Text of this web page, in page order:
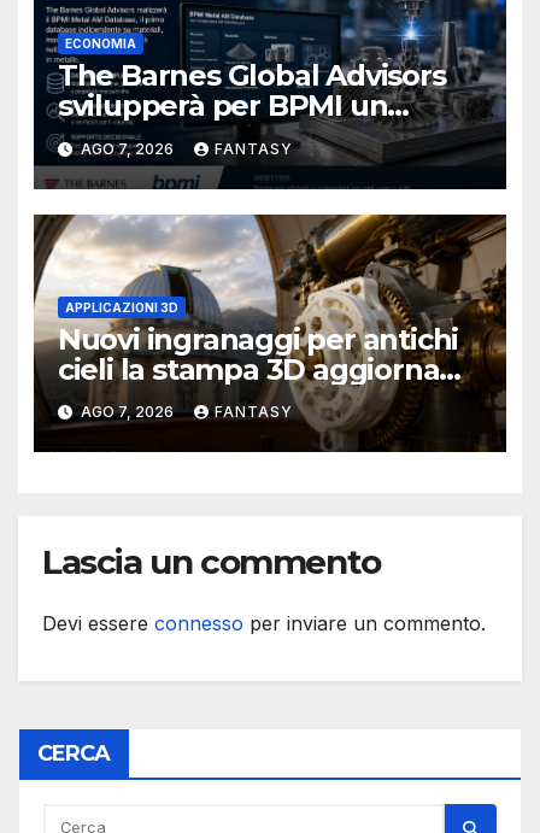
ECONOMIA
The Barnes Global Advisors
svilupperà per BPMI un
database per la stampa 3D
metallica destinata alla filiera
navale statunitense
AGO 7, 2026 FANTASY
APPLICAZIONI 3D
Nuovi ingranaggi per antichi
cieli la stampa 3D aggiorna
un osservatorio del 1930 della
University of Arkansas at
Little Rock
AGO 7, 2026 FANTASY
Lascia un commento
Devi essere connesso per inviare un commento.
CERCA